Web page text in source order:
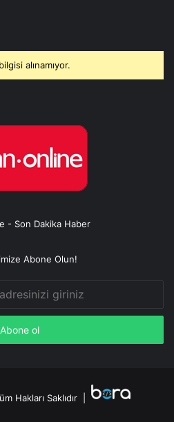
alınamıyor.
- Son Dakika Haber
Abone Olun!
Hakları Saklıdır |